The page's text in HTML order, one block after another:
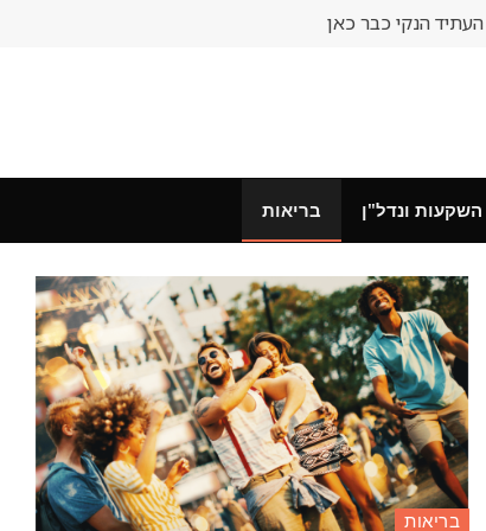
הנקי כבר כאן
השקעות ונדל"ן בריאות
בריאות